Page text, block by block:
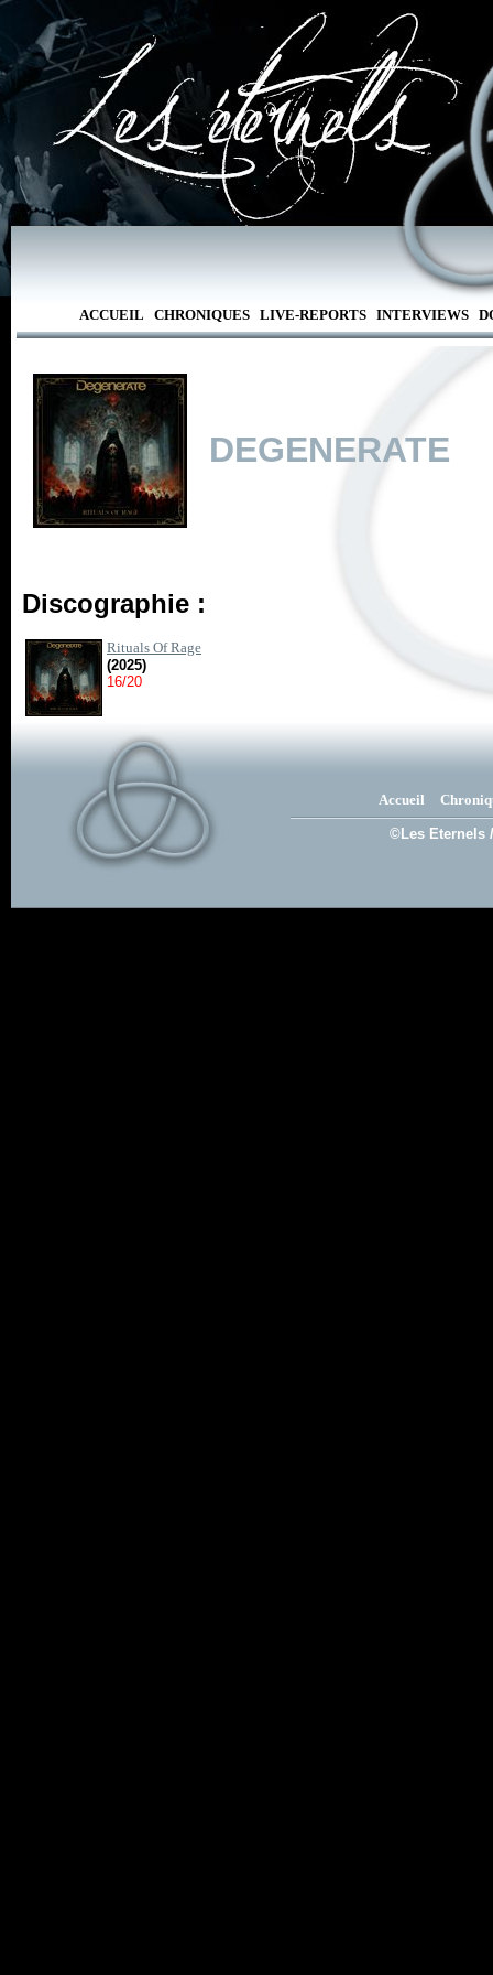
ACCUEIL CHRONIQUES LIVE-REPORTS INTERVIEWS
DEGENERATE
Discographie :
Rituals Of Rage
(2025)
16/20
Accueil
©Les Eternels